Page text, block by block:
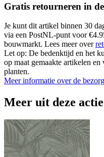
Gratis retourneren in
Je kunt dit artikel binnen 30
via een PostNL-punt voor
bouwmarkt. Lees meer over
Let op: De bedenktijd en het
op maat gemaakte artikelen
planten.
Meer informatie over de
Meer uit deze actie